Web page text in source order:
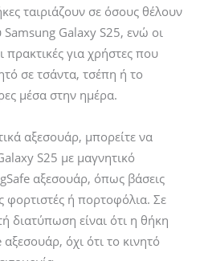
ταιριάζουν σε όσους θέλουν
Galaxy S25, ενώ οι
πρακτικές για χρήστες που
σε τσάντα, τσέπη ή το
μέσα στην ημέρα.
αξεσουάρ, μπορείτε να
S25 με μαγνητικό
αξεσουάρ, όπως βάσεις
φορτιστές ή πορτοφόλια. Σε
διατύπωση είναι ότι η θήκη
όχι ότι το κινητό